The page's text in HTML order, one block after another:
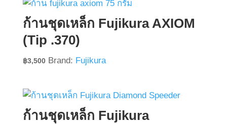
ก้านชุดเหล็ก Fujikura AXIOM
(Tip .370)
฿3,500 Brand: Fujikura
ก้านชุดเหล็ก Fujikura